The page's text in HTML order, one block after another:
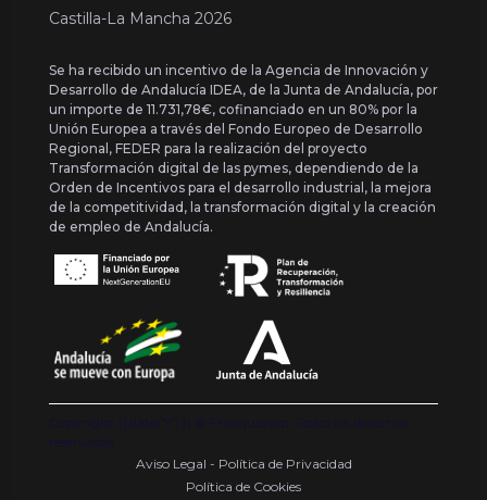
Castilla-La Mancha 2026
Se ha recibido un incentivo de la Agencia de Innovación y
Desarrollo de Andalucía IDEA, de la Junta de Andalucía, por
un importe de 11.731,78€, cofinanciado en un 80% por la
Unión Europea a través del Fondo Europeo de Desarrollo
Regional, FEDER para la realización del proyecto
Transformación digital de las pymes, dependiendo de la
Orden de Incentivos para el desarrollo industrial, la mejora
de la competitividad, la transformación digital y la creación
de empleo de Andalucía.
Copyright {{ date('Y') }} ® Franquishop. Todos los derechos
reservados
Aviso Legal - Política de Privacidad
Política de Cookies